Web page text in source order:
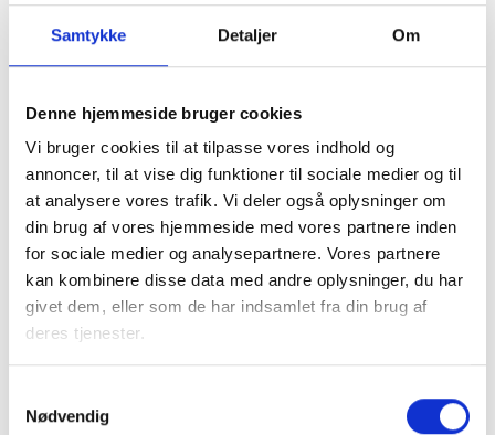
Samtykke Detaljer Om
Denne hjemmeside bruger cookies
Vi bruger cookies til at tilpasse vores indhold og
annoncer, til at vise dig funktioner til sociale medier og til
at analysere vores trafik. Vi deler også oplysninger om
din brug af vores hjemmeside med vores partnere inden
for sociale medier og analysepartnere. Vores partnere
kan kombinere disse data med andre oplysninger, du har
givet dem, eller som de har indsamlet fra din brug af
deres tjenester.
Nødvendig
I samarbejde med kommunen tager den almene sektor
socialt ansvar og løser en række opgaver, blandt andet
med boligsocial anvisning og aftaler om fleksibel udlejning
af de almene boliger.
Almene boliger drives uden profit, så ingen tjener på
huslejen. En del af beboernes husleje går til
Landsbyggefonden, som støtter fysiske og sociale
indsatser i almene boligområder. Dette sikrer, at by- og